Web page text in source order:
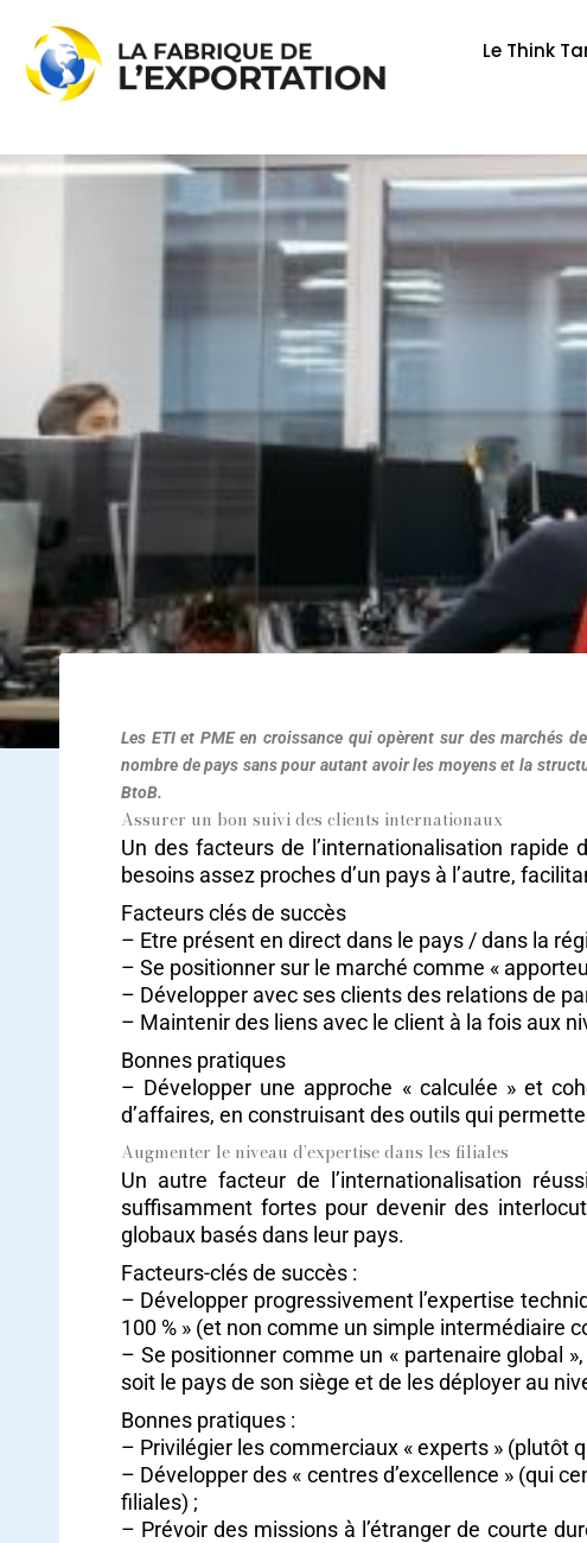
contenu
Le Think
Les ETI et PME en croissance qui opèrent sur des marchés
nombre de pays sans pour autant avoir les moyens et la
BtoB.
Assurer un bon suivi des clients internationaux
Un des facteurs de l’internationalisation
besoins assez proches d’un pays à l’autre,
Facteurs clés de succès
– Etre présent en direct dans le pays / dans la
– Se positionner sur le marché comme «
– Développer avec ses clients des relations de
– Maintenir des liens avec le client à la fois aux
Bonnes pratiques
– Développer une approche « calculée » et
d’affaires, en construisant des outils qui
Augmenter le niveau d’expertise dans les filiales
Un autre facteur de l’internationalisation
suffisamment fortes pour devenir des
globaux basés dans leur pays.
Facteurs-clés de succès :
– Développer progressivement l’expertise
100 % » (et non comme un simple intermédiaire
– Se positionner comme un « partenaire global
soit le pays de son siège et de les déployer au
Bonnes pratiques :
– Privilégier les commerciaux « experts » (plutôt
– Développer des « centres d’excellence » (qui
filiales) ;
– Prévoir des missions à l’étranger de courte